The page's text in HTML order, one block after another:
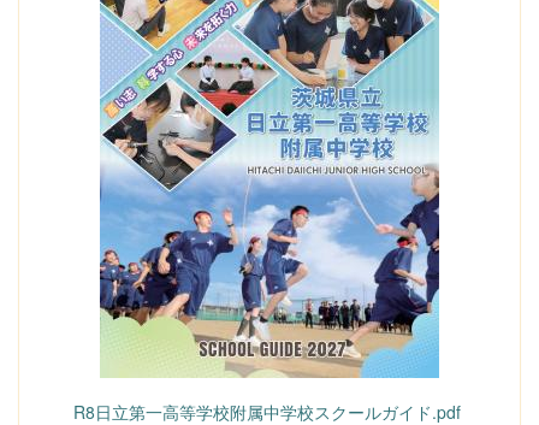
R8日立第一高等学校附属中学校スクールガイド.pdf